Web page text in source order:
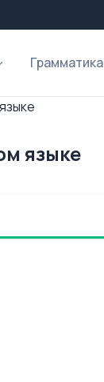
Грамматика
языке